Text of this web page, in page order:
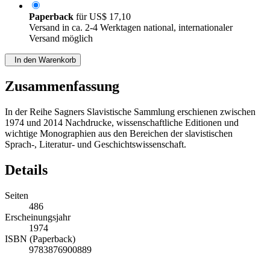
Paperback fürUS$ 17,10
Versand in ca. 2-4 Werktagen national, internationaler
Versand möglich
In den Warenkorb
Zusammenfassung
In der Reihe Sagners Slavistische Sammlung erschienen zwischen
1974 und 2014 Nachdrucke, wissenschaftliche Editionen und
wichtige Monographien aus den Bereichen der slavistischen
Sprach-, Literatur- und Geschichtswissenschaft.
Details
Seiten
486
Erscheinungsjahr
1974
ISBN (Paperback)
9783876900889